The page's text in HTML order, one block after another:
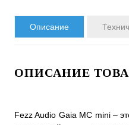
Описание
ОПИСАНИЕ
Fezz Audio Gaia MC mini –